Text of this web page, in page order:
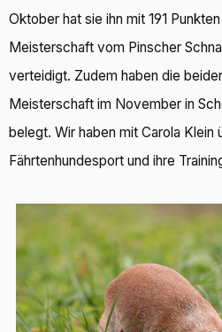
Oktober hat sie ihn mit 191
Meisterschaft vom Pinscher
verteidigt. Zudem haben die
Meisterschaft im November in
belegt. Wir haben mit Carola Klein
Fährtenhundesport und ihre